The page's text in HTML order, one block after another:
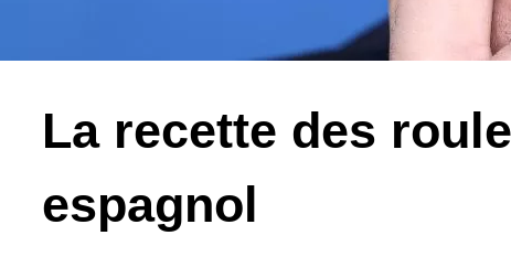
La recette des
espagnol